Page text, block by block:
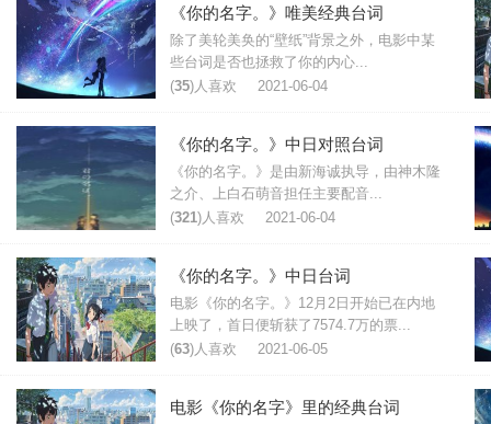
《你的名字。》唯美经典台词
除了美轮美奂的“壁纸”背景之外，电影中某
些台词是否也拯救了你的内心...
(35)人喜欢 2021-06-04
《你的名字。》中日对照台词
《你的名字。》是由新海诚执导，由神木隆
之介、上白石萌音担任主要配音...
(321)人喜欢 2021-06-04
《你的名字。》中日台词
电影《你的名字。》12月2日开始已在内地
上映了，首日便斩获了7574.7万的票...
(63)人喜欢 2021-06-05
电影《你的名字》里的经典台词